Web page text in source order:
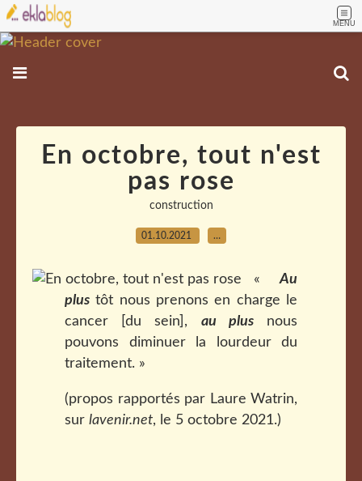
MENU
En octobre, tout n'est
pas rose
construction
01.10.2021 …
«Au
plus tôt nous prenons en charge le
cancer [du sein], au plusnous
pouvons diminuer la lourdeur du
traitement. »
(propos rapportés par Laure Watrin,
sur lavenir.net, le 5 octobre 2021.)